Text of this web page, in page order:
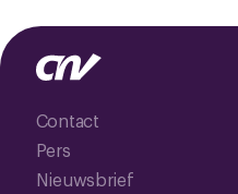
Contact
Pers
Nieuwsbrief